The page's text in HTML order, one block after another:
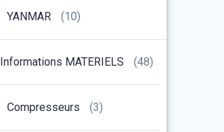
YANMAR (10)
Informations MATERIELS (48)
Compresseurs (3)